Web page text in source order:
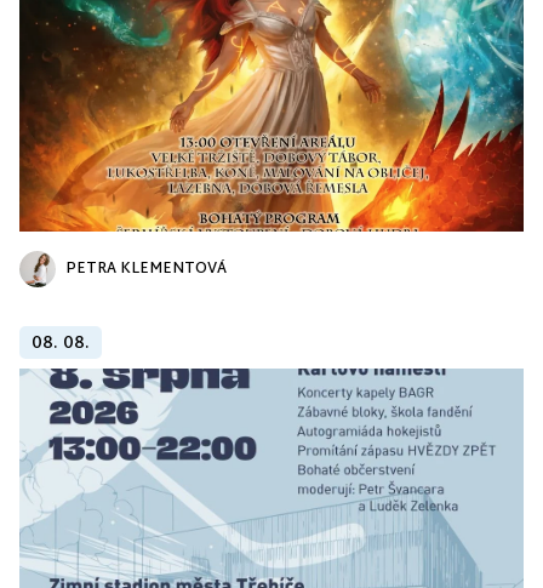
PETRA KLEMENTOVÁ
08. 08.